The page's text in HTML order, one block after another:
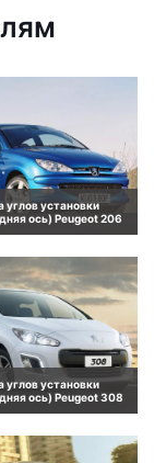
углов установки
ось) Peugeot 206
углов установки
ось) Peugeot 308